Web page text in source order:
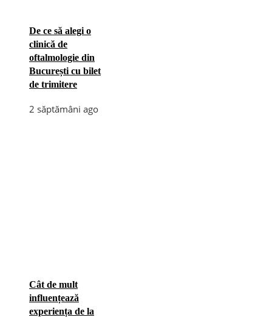
De ce să alegi o
clinică de
oftalmologie din
București cu bilet
de trimitere
2 săptămâni ago
Cât de mult
influențează
experiența de la